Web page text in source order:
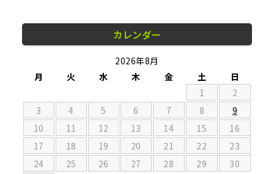
カレンダー
2026年8月
月
火 水 木 金 土
日
1
2
3
4 5 6 7 8
9
10
11 12 13 14 15
16
17
18 19 20 21 22
23
24
25 26 27 28 29
30